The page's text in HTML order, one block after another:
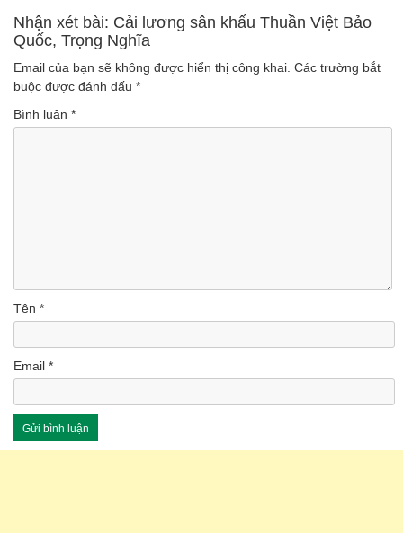
Phượng
(Lượt nghe: 34)
Nhận xét bài: Cải lương sân khấu Thuần Việt Bảo
Quốc, Trọng Nghĩa
Email của bạn sẽ không được hiển thị công khai. Các trường bắt
buộc được đánh dấu *
Bình luận *
Tên *
Email *